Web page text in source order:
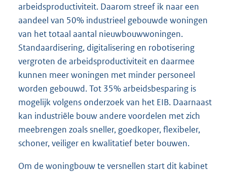
arbeidsproductiviteit. Daarom streef ik naar een
aandeel van 50% industrieel gebouwde woningen
van het totaal aantal nieuwbouwwoningen.
Standaardisering, digitalisering en robotisering
vergroten de arbeidsproductiviteit en daarmee
kunnen meer woningen met minder personeel
worden gebouwd. Tot 35% arbeidsbesparing is
mogelijk volgens onderzoek van het EIB. Daarnaast
kan industriële bouw andere voordelen met zich
meebrengen zoals sneller, goedkoper, flexibeler,
schoner, veiliger en kwalitatief beter bouwen.
Om de woningbouw te versnellen start dit kabinet